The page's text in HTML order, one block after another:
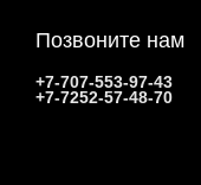
Позвоните нам
+7-707-553-97-43
+7-7252-57-48-70